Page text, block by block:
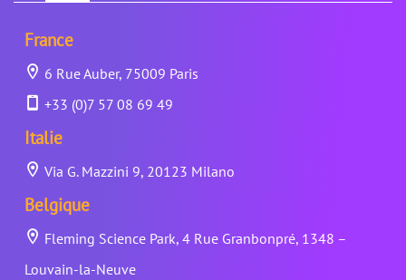
France
6 Rue Auber, 75009 Paris
+33 (0)7 57 08 69 49
Italie
Via G. Mazzini 9, 20123 Milano
Belgique
Fleming Science Park, 4 Rue Granbonpré, 1348 –
Louvain-la-Neuve